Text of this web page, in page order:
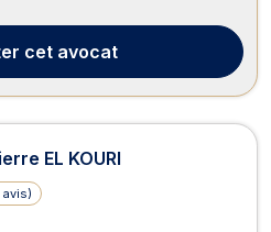
cet avocat
EL KOURI
)